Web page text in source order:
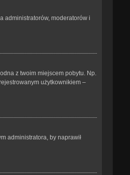
administratorów, moderatorów i
z twoim miejscem pobytu. Np.
użytkownikiem –
administratora, by naprawił